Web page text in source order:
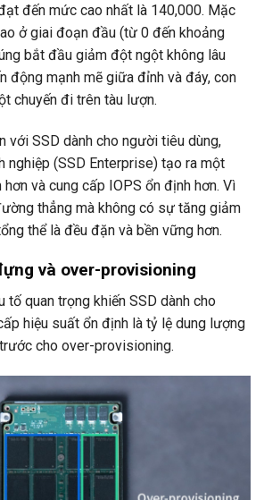
đến mức cao nhất là 140,000. Mặc
ở giai đoạn đầu (từ 0 đến khoảng
bắt đầu giảm đột ngột không lâu
động mạnh mẽ giữa đỉnh và đáy, con
chuyến đi trên tàu lượn.
với SSD dành cho người tiêu dùng,
nghiệp (SSD Enterprise) tạo ra một
và cung cấp IOPS ổn định hơn. Vì
thẳng mà không có sự tăng giảm
thể là đều đặn và bền vững hơn.
và over-provisioning
tố quan trọng khiến SSD dành cho
hiệu suất ổn định là tỷ lệ dung lượng
cho over-provisioning.